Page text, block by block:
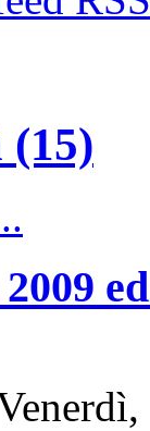
(15)